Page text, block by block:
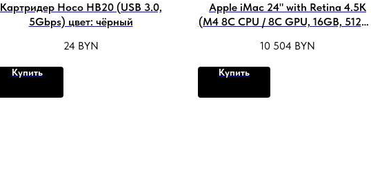
Картридер Hoco HB20 (USB 3.0,
5Gbps) цвет: чёрный
24 BYN
Купить
Apple iMac 24" with Retina 4.5K
(M4 8C CPU / 8C GPU, 16GB, 512GB
10 504 BYN
Купить